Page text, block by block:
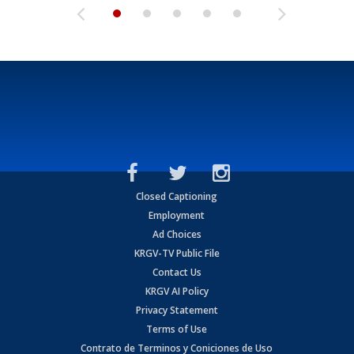
Closed Captioning
Employment
Ad Choices
KRGV-TV Public File
Contact Us
KRGV AI Policy
Privacy Statement
Terms of Use
Contrato de Terminos y Coniciones de Uso